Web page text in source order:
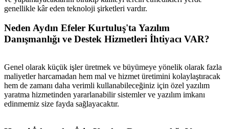
genellikle kâr eden teknoloji şirketleri vardır.
Neden Aydın Efeler Kurtuluş'ta Yazılım
Danışmanlığı ve Destek Hizmetleri İhtiyacı VAR?
Genel olarak küçük işler üretmek ve büyümeye yönelik olarak fazla
maliyetler harcamadan hem mal ve hizmet üretimini kolaylaştıracak
hem de zamanı daha verimli kullanabileceğiniz için özel yazılım
yaratma hizmetinden yararlanabilir sistemler ve yazılım imkanı
edinmemiz size fayda sağlayacaktır.